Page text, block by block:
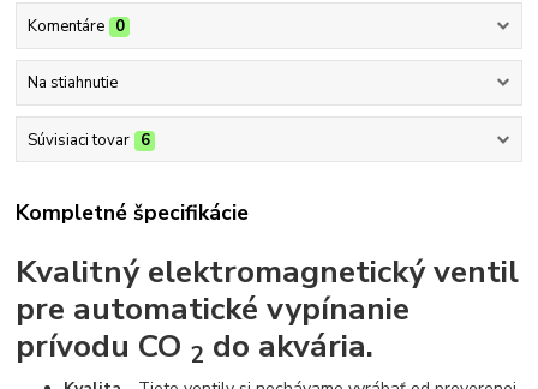
Komentáre 0
Na stiahnutie
Súvisiaci tovar 6
Kompletné špecifikácie
Kvalitný elektromagnetický ventil
pre automatické vypínanie
prívodu CO 2 do akvária.